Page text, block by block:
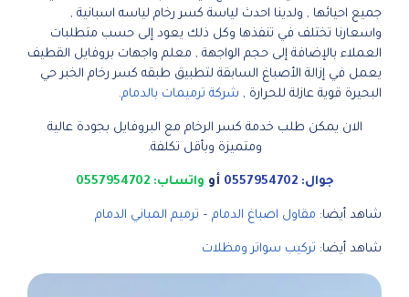
جميع احيائها , ولدينا احدث لياسة كسر رخام لياسه اسبانية ,
واسعارنا تختلف في تنفذها وكل ذلك يعود إلى حسب متطلبات
العملاء بالإضافة إلى حجم الواجهة , معلم واجهات بروفايل القطيف
يعمل في إزالة الأصباغ السابقة لتطبيق طبقه كسر رخام الخبر حي
البحيرة قوية عازلة للحرارة , شركة ترميمات بالدمام.
الان يمكن طلب خدمة كسر الرخام مع البروفايل بجودة عالية
ومتميزة وبأقل تكلفة.
جوال: 0557954702 أو واتساب: 0557954702
شاهد أيضا: مقاول اصباغ الدمام – ترميم المباني الدمام
شاهد أيضا: تركيب سواتر ومظلات